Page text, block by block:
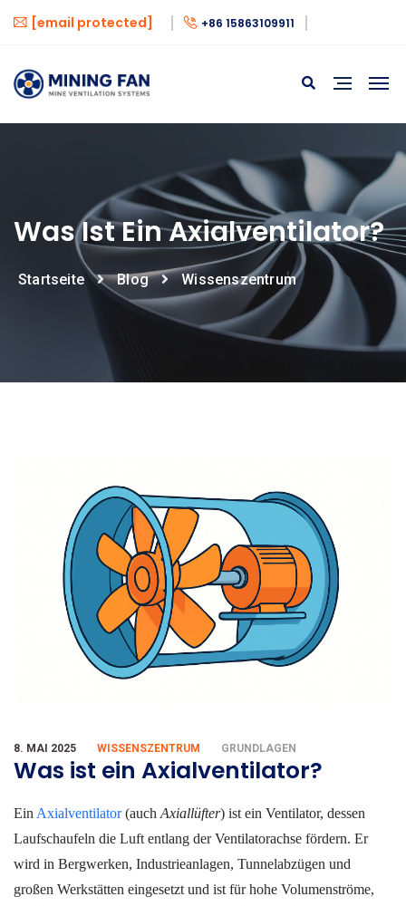
[email protected] +86 15863109911
Was Ist Ein Axialventilator?
Startseite Blog Wissenszentrum
8. MAI 2025 WISSENSZENTRUM GRUNDLAGEN
Was ist ein Axialventilator?
EinAxialventilator(auchAxiallüfter) ist ein Ventilator, dessen
Laufschaufeln die Luft entlang der Ventilatorachse fördern. Er
wird in Bergwerken, Industrieanlagen, Tunnelabzügen und
großen Werkstätten eingesetzt und ist für hohe Volumenströme,